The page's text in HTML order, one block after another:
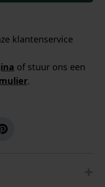
klantenservice
of stuur ons een
.